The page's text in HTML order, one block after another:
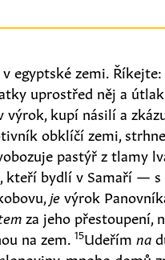
egyptské zemi.
uprostřed něj a
výrok, kupí násilí a
obklíčí zemi,
pastýř z tlamy
kteří bydlí v Samaří —
jevýrok
za jeho přestoupení,
na zem.15Udeřím na